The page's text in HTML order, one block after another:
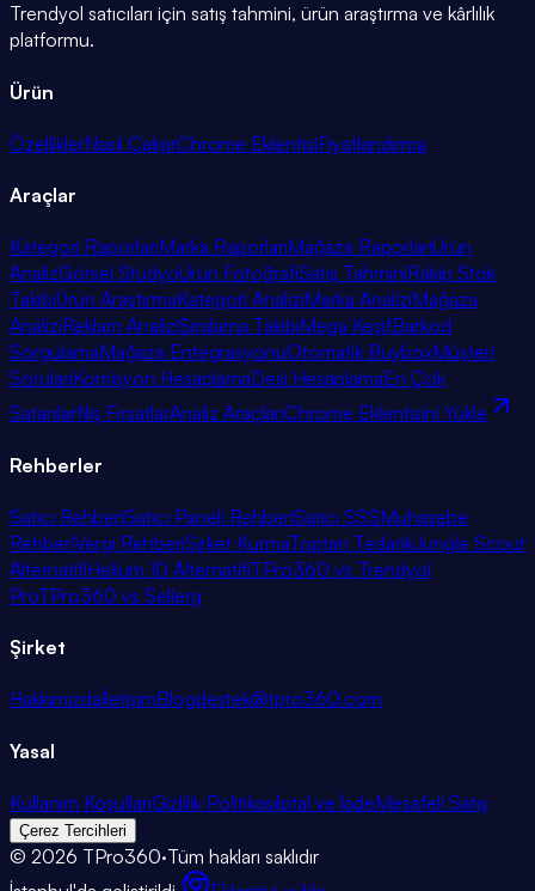
Trendyol satıcıları için satış tahmini, ürün araştırma ve kârlılık
platformu.
Ürün
ÖzelliklerNasıl ÇalışırChrome EklentisiFiyatlandırma
Araçlar
Kategori RaporlarıMarka RaporlarıMağaza RaporlarıÜrün
AnalizGörsel StüdyoÜrün FotoğrafıSatış TahminiRakip Stok
TakibiÜrün AraştırmaKategori AnaliziMarka AnaliziMağaza
AnaliziReklam AnaliziSıralama TakibiMega KeşifBarkod
SorgulamaMağaza EntegrasyonuOtomatik BuyboxMüşteri
SorularıKomisyon HesaplamaDesi HesaplamaEn Çok
SatanlarNiş FırsatlarAnaliz AraçlarıChrome Eklentisini Yükle
Rehberler
Satıcı RehberiSatıcı Paneli RehberiSatıcı SSSMuhasebe
RehberiVergi RehberiŞirket KurmaToptan TedarikJungle Scout
AlternatifiHelium 10 AlternatifiTPro360 vs Trendyol
ProTPro360 vs Sellerg
Şirket
HakkımızdaİletişimBlogdestek@tpro360.com
Yasal
Kullanım KoşullarıGizlilik Politikasıİptal ve İadeMesafeli Satış
Çerez Tercihleri
© 2026 TPro360·Tüm hakları saklıdır